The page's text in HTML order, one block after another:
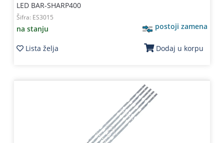
LED BAR-SHARP400
Šifra: ES3015
na stanju postoji zamena
Lista želja Dodaj u korpu